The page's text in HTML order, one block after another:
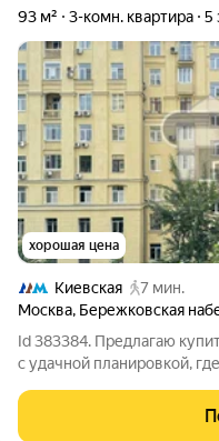
93 м² 3-комн. квартира 5
хорошая цена
Киевская
7 мин.
Москва, Бережковская
Id 383384. Предлагаю
с удачной планировкой,
но это ведь значит, что вы
Квартира светлая и